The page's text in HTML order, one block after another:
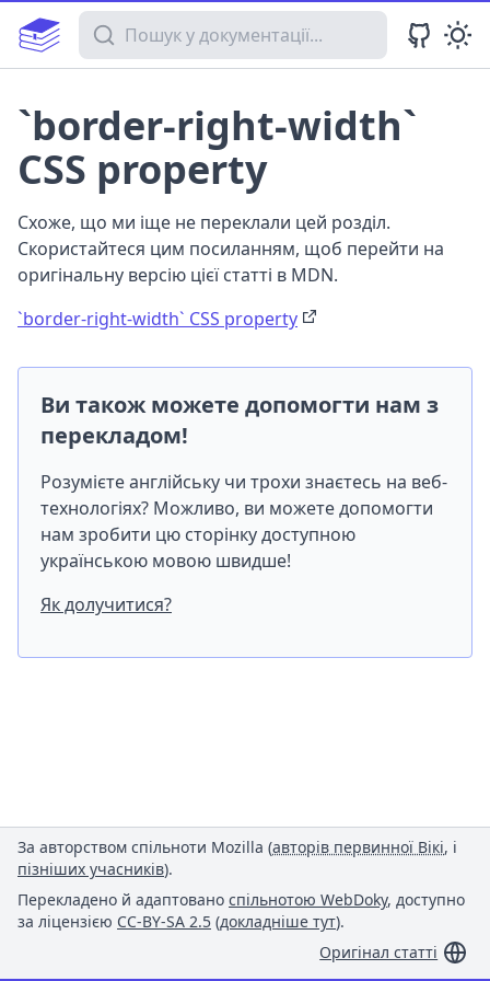
Пошук у документації
`border-right-width`
CSS property
Схоже, що ми іще не переклали цей розділ.
Скористайтеся цим посиланням, щоб перейти на
оригінальну версію цієї статті в MDN.
`border-right-width` CSS property
Ви також можете допомогти нам з
перекладом!
Розумієте англійську чи трохи знаєтесь на веб-
технологіях? Можливо, ви можете допомогти
нам зробити цю сторінку доступною
українською мовою швидше!
Як долучитися?
За авторством спільноти Mozilla (авторів первинної Вікі, і
пізніших учасників).
Перекладено й адаптовано спільнотою WebDoky, доступно
за ліцензією CC-BY-SA 2.5 (докладніше тут).
Оригінал статті